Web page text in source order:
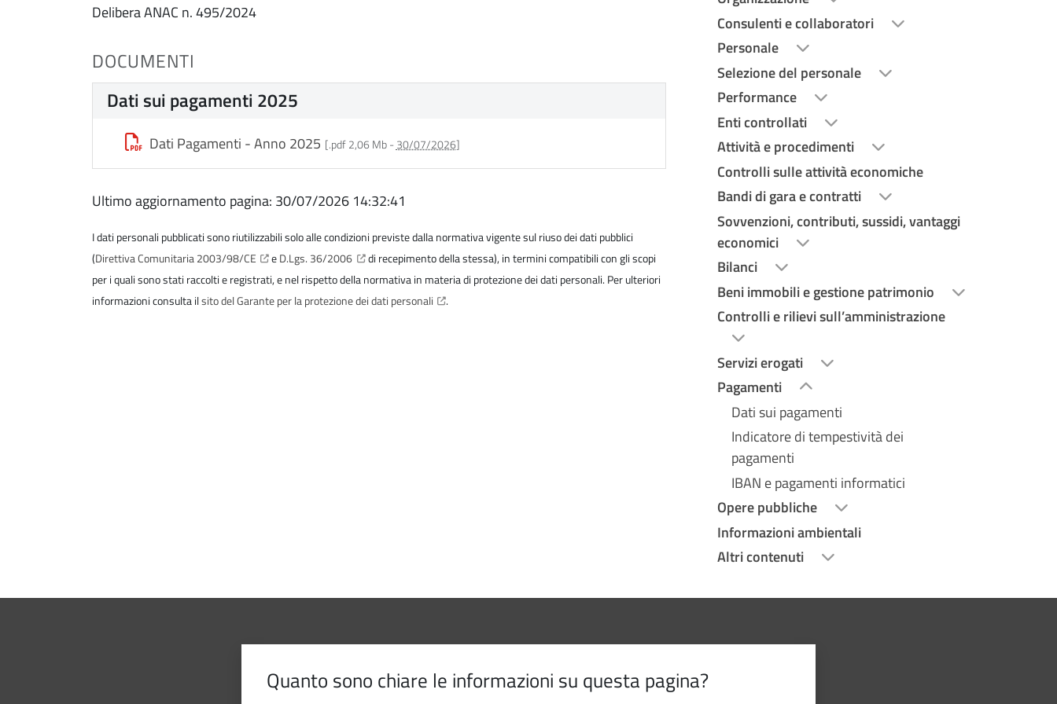
Delibera ANAC n. 495/2024
DOCUMENTI
Dati sui pagamenti 2025
Dati Pagamenti - Anno 2025 [.pdf 2,06 Mb - 30/07/2026]
Ultimo aggiornamento pagina: 30/07/2026 14:32:41
I dati personali pubblicati sono riutilizzabili solo alle condizioni previste dalla normativa vigente sul riuso dei dati pubblici
(Direttiva Comunitaria 2003/98/CE eD.Lgs. 36/2006
di recepimento della stessa), in termini compatibili con gli scopi
per i quali sono stati raccolti e registrati, e nel rispetto della normativa in materia di protezione dei dati personali. Per ulteriori
informazioni consulta ilsito del Garante per la protezione dei dati personali .
Consulenti e collaboratori
Personale
Selezione del personale
Performance
Enti controllati
Attività e procedimenti
Controlli sulle attività economiche
Bandi di gara e contratti
Sovvenzioni, contributi, sussidi, vantaggi
economici
Bilanci
Beni immobili e gestione patrimonio
Controlli e rilievi sull’amministrazione
Servizi erogati
Pagamenti
Dati sui pagamenti
Indicatore di tempestività dei
pagamenti
IBAN e pagamenti informatici
Opere pubbliche
Informazioni ambientali
Altri contenuti
Quanto sono chiare le informazioni su questa pagina?